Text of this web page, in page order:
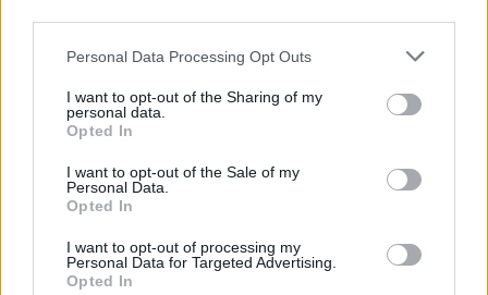
Personal Data Processing Opt Outs
I want to opt-out of the Sharing of my
personal data.
Opted In
I want to opt-out of the Sale of my
Personal Data.
Opted In
I want to opt-out of processing my
Personal Data for Targeted Advertising.
Opted In
Gravity (2013):si può sopravvivere
nello spazio dopo un paurosissimo
incidente che distrugge una stazione
spaziale? Al quesito risponde Alfonso
Cuaron, che in questo film mette
Sandra Bullock nei panni di
un'astronauta che fa l'impossibile per